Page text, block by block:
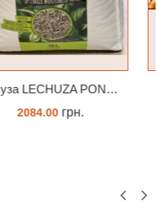
225.36грн.